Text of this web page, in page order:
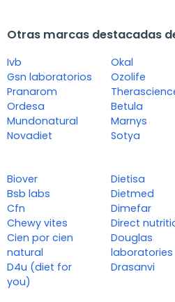
Otras marcas destacadas
Ivb
Gsn laboratorios
Pranarom
Ordesa
Mundonatural
Novadiet
Okal
Ozolife
Betula
Marnys
Sotya
Biover
Bsb labs
Cfn
Chewy vites
Cien por cien
natural
D4u (diet for
you)
Dietisa
Dietmed
Dimefar
Direct
Douglas
laboratories
Drasanvi